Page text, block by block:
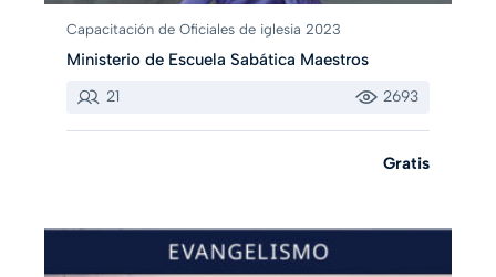
Capacitación de Oficiales de iglesia 2023
Ministerio de Escuela Sabática Maestros
21 2693
Gratis